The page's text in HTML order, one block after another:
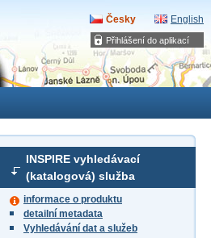
Přihlášení do aplikací
Česky English
INSPIRE vyhledávací
(katalogová) služba
informace o produktu
detailní metadata
Vyhledávání dat a služeb